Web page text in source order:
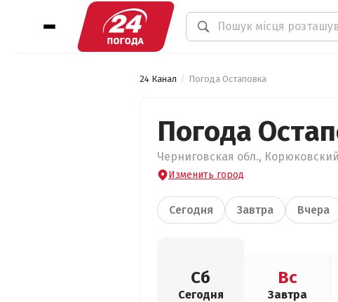
24 Канал Погода Остаповка
Погода
Черниговская обл.,
Изменить город
Сегодня Завтра Вчера
Сб
Сегодня
Вс
Завтра